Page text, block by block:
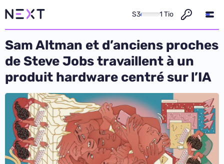
S3 1 Tio
Sam Altman et d’anciens proches
de Steve Jobs travaillent à un
produit hardware centré sur l’IA